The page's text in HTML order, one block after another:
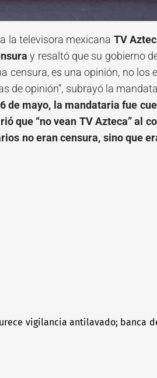
la televisora mexicana TV
y resaltó que su gobierno
censura, es una opinión, no los
de opinión”, subrayó la
de mayo, la mandataria fue
que “no vean TV Azteca” al
no eran censura, sino que
vigilancia antilavado; banca